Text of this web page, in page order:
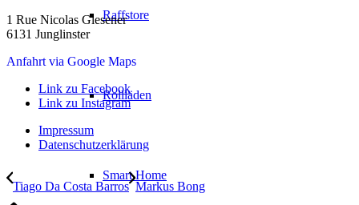
Raffstore
Rollläden
Smart Home
1 Rue Nicolas Glesener
6131 Junglinster
Anfahrt via Google Maps
Link zu Facebook
Link zu Instagram
Impressum
Datenschutzerklärung
Tiago Da Costa Barros Markus Bong